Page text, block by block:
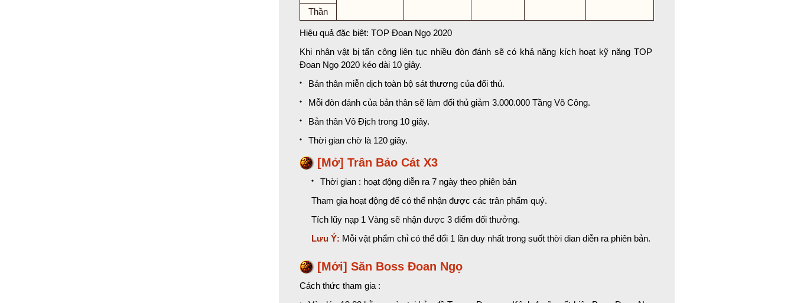
Thần
Hiệu quả đặc biệt: TOP Đoan Ngọ 2020
Khi nhân vật bị tấn công liên tục nhiều đòn đánh sẽ có khả năng kích hoạt kỹ năng TOP
Đoan Ngọ 2020 kéo dài 10 giây.
Bản thân miễn dịch toàn bộ sát thương của đối thủ.
Mỗi đòn đánh của bản thân sẽ làm đối thủ giảm 3.000.000 Tầng Võ Công.
Bản thân Vô Địch trong 10 giây.
Thời gian chờ là 120 giây.
[Mở] Trân Bảo Cát X3
Thời gian : hoạt động diễn ra 7 ngày theo phiên bản
Tham gia hoạt động để có thể nhận được các trân phẩm quý.
Tích lũy nạp 1 Vàng sẽ nhận được 3 điểm đối thưởng.
Lưu Ý: Mỗi vật phẩm chỉ có thể đổi 1 lần duy nhất trong suốt thời dian diễn ra phiên bản.
[Mới] Săn Boss Đoan Ngọ
Cách thức tham gia :